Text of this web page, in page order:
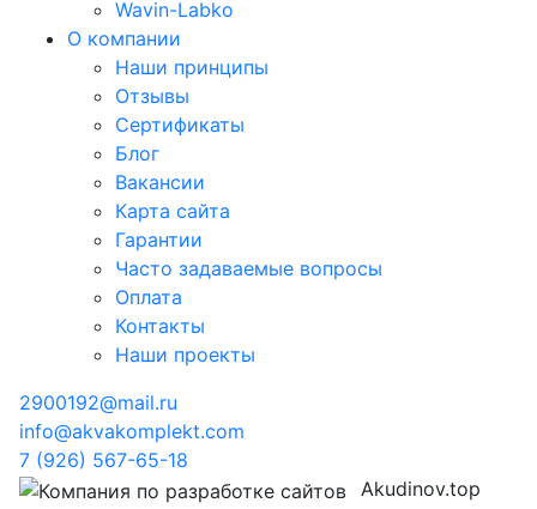
Wavin-Labko
О компании
Наши принципы
Отзывы
Сертификаты
Блог
Вакансии
Карта сайта
Гарантии
Часто задаваемые вопросы
Оплата
Контакты
Наши проекты
2900192@mail.ru
info@akvakomplekt.com
7 (926) 567-65-18
Akudinov.top